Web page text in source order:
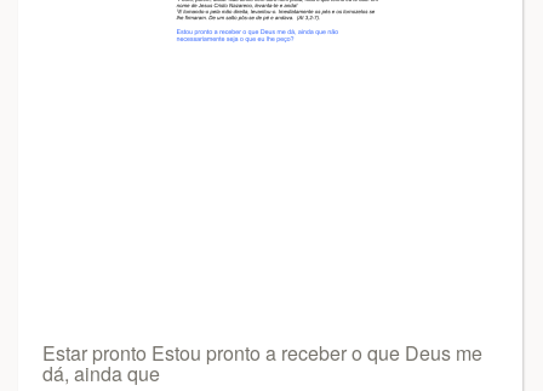
Estar pronto Estou pronto a receber o que Deus me
dá, ainda que